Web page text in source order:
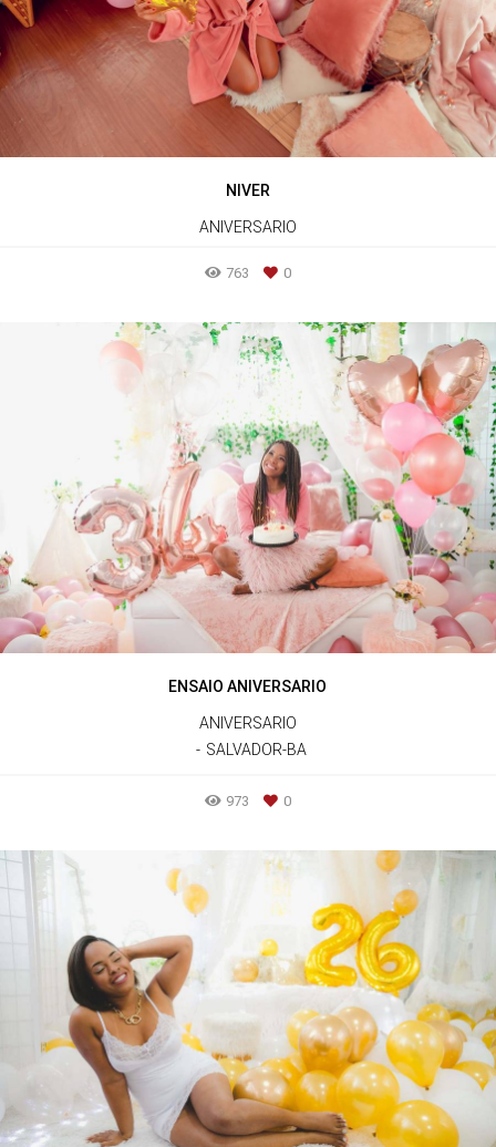
NIVER
ANIVERSARIO
763 0
ENSAIO ANIVERSARIO
ANIVERSARIO
SALVADOR-BA
973 0